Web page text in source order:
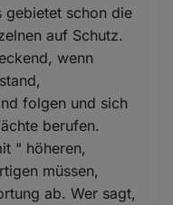
gebietet schon die
auf Schutz.
wenn
folgen und sich
berufen.
" höheren,
müssen,
ab. Wer sagt,